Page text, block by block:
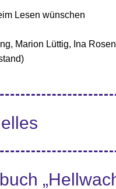
Lesen wünschen
Marion Lüttig, Ina